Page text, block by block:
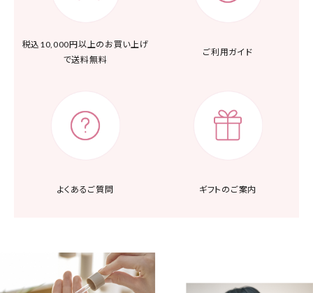
税込10,000円以上の お買い上げ
で送料無料
ご利用ガイド
よくあるご質問 ギフトのご案内